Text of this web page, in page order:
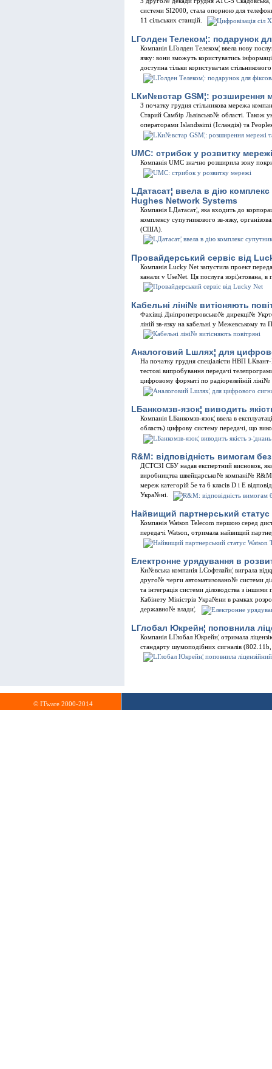
системи SI2000, стала опорною для
11 сiльських станцiй.
LГолден Телеком¦: подарунок
Компанiя LГолден Телеком¦ ввела нову
язку: вони зможуть користуватись
доступна тiльки користувачам
LКи№встар GSM¦: розширення
З початку грудня стiльникова мережа
Старий Самбiр Львiвсько№ областi. Також
операторами Islandssimi (Iсландiя) та
UMC: стрибок у розвитку мережi
Компанiя UMC значно розширила зону
LДатасат¦ ввела в дiю
Hughes Network Systems
Компанiя LДатасат¦, яка входить до
комплексу супутникового зв-язку,
(США).
Провайдерський сервiс вiд
Компанiя Lucky Net запустила проект
канали v UseNet. Ця послуга зорi¦нтована,
Кабельнi лiнi№ витiсняють
Фахiвцi Днiпропетровсько№ дирекцi№
лiнiй зв-язку на кабельнi у Межевському та
Аналоговий Lшлях¦ для
На початку грудня спецiалiсти НВП
тестовi випробування передачi
цифровому форматi по радiорелейнiй
LБанкомзв-язок¦ виводить
Компанiя LБанкомзв-язок¦ ввела в
область) цифрову систему передачi, що
R&M: вiдповiднiсть вимогам
ДСТСЗI СБУ надав експертний висновок,
виробництва швейцарсько№ компанi№ R&M
мереж категорiй 5е та 6 класiв D i Е
Укра№нi.
Найвищий партнерський
Компанiя Watson Telecom першою серед
передачi Watson, отримала найвищий
Електронне урядування в
Ки№вська компанiя LСофтлайн¦ виграла
друго№ черги автоматизовано№ системи
та iнтеграцiя системи дiловодства з
Кабiнету Мiнiстрiв Укра№ни в рамках
державно№ влади¦.
LГлобал Юкрейн¦ поповнила
Компанiя LГлобал Юкрейн¦ отримала
стандарту шумоподiбних сигналiв
© ITware 2000-2014